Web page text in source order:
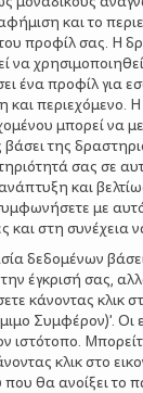
και το
προφίλ σας. Η
να
ένα προφίλ για
και περιεχόμενο.
μπορεί να
της
σας σε
και
με
και στη συνέχεια
δεδομένων
έγκρισή σας,
κάνοντας κλικ
Συμφέρον)'. Οι
ιστότοπο.
κλικ στο
που θα ανοίξει το